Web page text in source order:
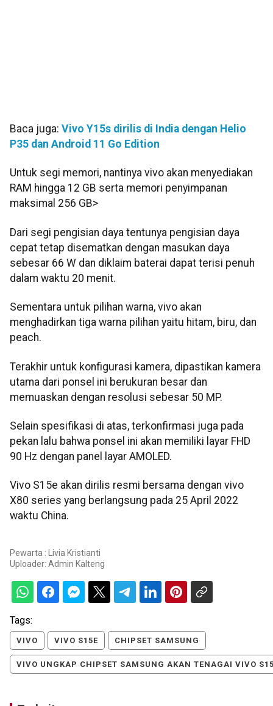
Baca juga: Vivo Y15s dirilis di India dengan Helio
P35 dan Android 11 Go Edition
Untuk segi memori, nantinya vivo akan menyediakan
RAM hingga 12 GB serta memori penyimpanan
maksimal 256 GB>
Dari segi pengisian daya tentunya pengisian daya
cepat tetap disematkan dengan masukan daya
sebesar 66 W dan diklaim baterai dapat terisi penuh
dalam waktu 20 menit.
Sementara untuk pilihan warna, vivo akan
menghadirkan tiga warna pilihan yaitu hitam, biru, dan
peach.
Terakhir untuk konfigurasi kamera, dipastikan kamera
utama dari ponsel ini berukuran besar dan
memuaskan dengan resolusi sebesar 50 MP.
Selain spesifikasi di atas, terkonfirmasi juga pada
pekan lalu bahwa ponsel ini akan memiliki layar FHD
90 Hz dengan panel layar AMOLED.
Vivo S15e akan dirilis resmi bersama dengan vivo
X80 series yang berlangsung pada 25 April 2022
waktu China.
Pewarta : Livia Kristianti
Uploader: Admin Kalteng
Tags:
VIVO VIVO S15E CHIPSET SAMSUNG
VIVO UNGKAP CHIPSET SAMSUNG AKAN TENAGAI VIVO